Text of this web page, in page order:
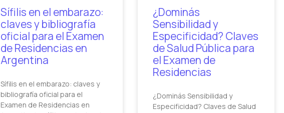
Sífilis en el embarazo:
claves y bibliografía
oficial para el Examen
de Residencias en
Argentina
Sífilis en el embarazo: claves y
bibliografía oficial para el
Examen de Residencias en
¿Dominás
Sensibilidad y
Especificidad? Claves
de Salud Pública para
el Examen de
Residencias
¿Dominás Sensibilidad y
Especificidad? Claves de Salud